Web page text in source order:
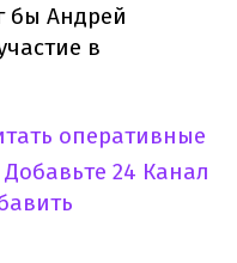
бы Андрей
в
оперативные
Добавьте 24 Канал